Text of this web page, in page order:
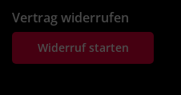
Vertrag widerrufen
Widerruf starten